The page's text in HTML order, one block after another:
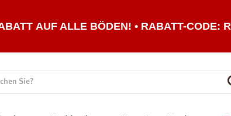
AUF ALLE BÖDEN! • RABATT-CODE: